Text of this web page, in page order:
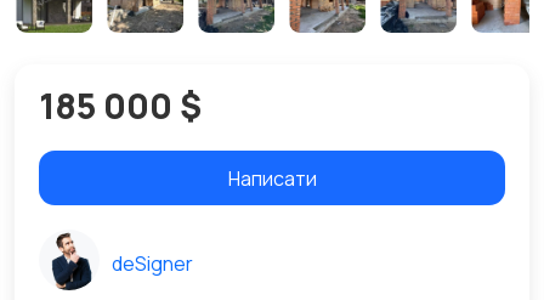
185 000 $
Написати
deSigner